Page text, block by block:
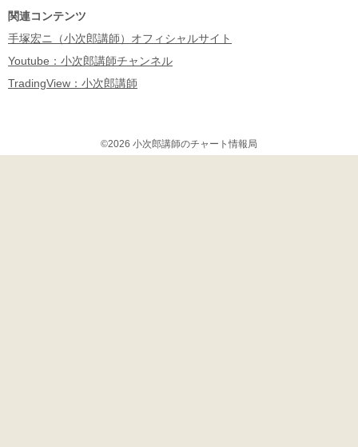
関連コンテンツ
手塚宏ニ（小次郎講師）オフィシャルサイト
Youtube：小次郎講師チャンネル
TradingView：小次郎講師
©2026 小次郎講師のチャート情報局